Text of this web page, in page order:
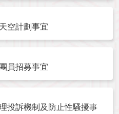
空計劃事宜
員招募事宜
投訴機制及防止性騷擾事